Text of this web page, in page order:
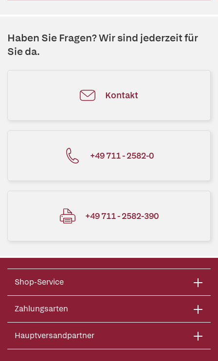
Haben Sie Fragen? Wir sind jederzeit für
Sie da.
Kontakt
+49 711 - 2582-0
+49 711 - 2582-390
Shop-Service
Zahlungsarten
Hauptversandpartner